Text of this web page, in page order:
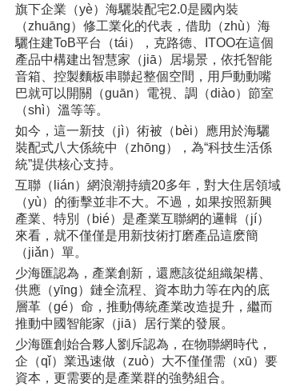
旗下企業（yè）海驪裝配宅2.0是國內裝
（zhuāng）修工業化的代表，借助（zhù）海
驪住建ToB平台（tái），克路德、ITOO在這個
產品中構建出智慧家（jiā）居場景，依托智能
音箱、控製麵板串聯起整個空間，用戶動動嘴
巴就可以開關（guān）電視、調（diào）節室
（shì）溫等等。
如今，這一新技（jì）術被（bèi）應用於海驪
裝配式八大係統中（zhōng），為“科技生活係
統”提供核心支持。
互聯（lián）網浪潮持續20多年，對大住居領域
（yù）的衝擊並非不大。不過，如果按照新興
產業、特別（bié）是產業互聯網的邏輯（jí）
來看，就不僅僅是用新技術打磨產品這麽簡
（jiǎn）單。
少海匯認為，產業創新，還應該從組織架構、
供應（yīng）鏈全流程、資本助力等在內的底
層革（gé）命，推動傳統產業改造提升，繼而
推動中國智能家（jiā）居行業的發展。
少海匯創始合夥人劉斥認為，在物聯網時代，
企（qǐ）業迅速做（zuò）大不僅僅需（xū）要
資本，更需要的是產業群的強勢組合。